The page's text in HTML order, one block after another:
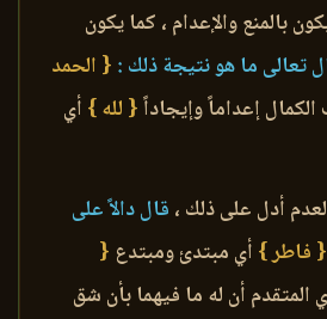
بالمنع والإعدام ، كما يكون
تعالى ما هو نتيجة ذلك : { الحمد
إعداماً وإيجاداً{ لله } أي
أدل على ذلك ، قال دالاً على
{ فاطر } أي مبتدئ ومبتدع {
المتقدم أن له ما فيهما بأن شق